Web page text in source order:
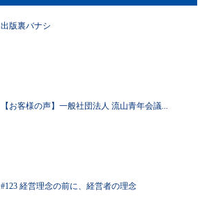
出版裏バナシ
【お客様の声】一般社団法人 流山青年会議...
#123 経営理念の前に、経営者の理念